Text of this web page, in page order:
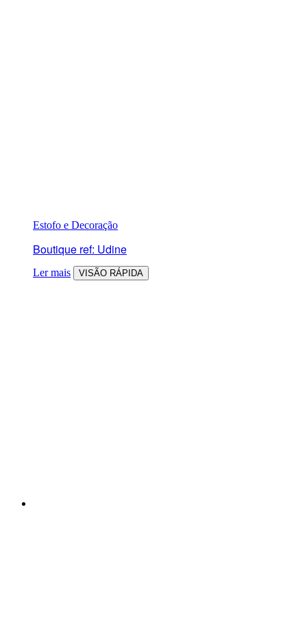
Estofo e Decoração
Boutique ref: Udine
Ler mais VISÃO RÁPIDA